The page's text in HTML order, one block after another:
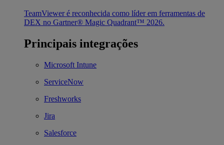
TeamViewer é reconhecida como líder em ferramentas de
DEX no Gartner® Magic Quadrant™ 2026.
Principais integrações
Microsoft Intune
ServiceNow
Freshworks
Jira
Salesforce